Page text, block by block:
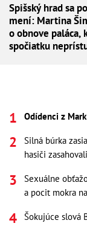
Spišský hrad sa
mení: Martina
o obnove paláca,
spočiatku
Odídenci z
Silná búrka
hasiči zasahovali
Sexuálne
a pocit mokra
Šokujúce slová